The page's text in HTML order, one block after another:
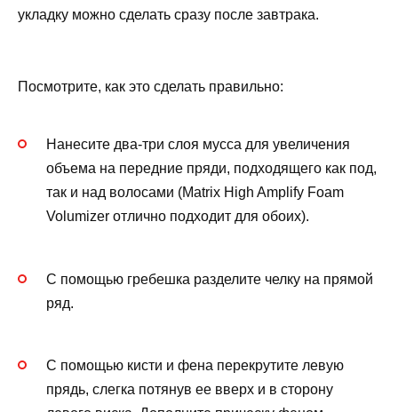
укладку можно сделать сразу после завтрака.
Посмотрите, как это сделать правильно:
Нанесите два-три слоя мусса для увеличения
объема на передние пряди, подходящего как под,
так и над волосами (Matrix High Amplify Foam
Volumizer отлично подходит для обоих).
С помощью гребешка разделите челку на прямой
ряд.
С помощью кисти и фена перекрутите левую
прядь, слегка потянув ее вверх и в сторону